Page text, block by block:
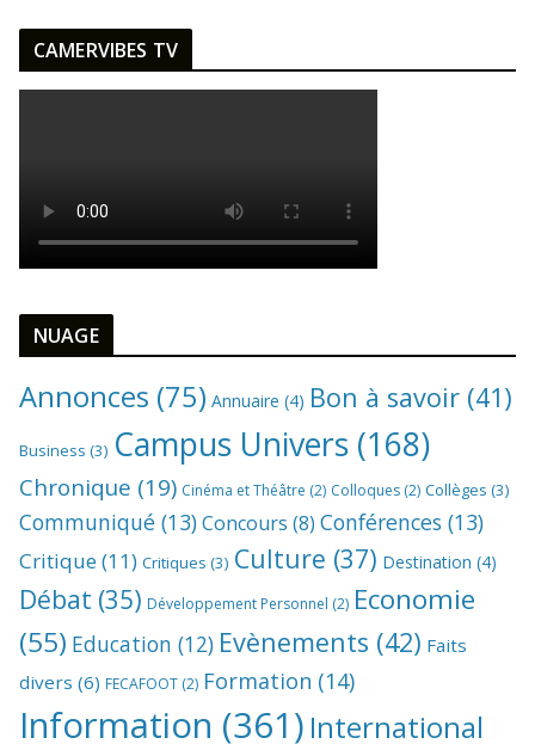
CAMERVIBES TV
NUAGE
Annonces (75) Annuaire (4) Bon à savoir (41)
Business (3) Campus Univers (168)
Chronique (19) Cinéma et Théâtre (2) Colloques (2) Collèges (3)
Communiqué (13)Concours (8) Conférences (13)
Critique(11) Critiques (3) Culture (37) Destination (4)
Débat (35) Développement Personnel (2) Economie
(55) Education (12) Evènements (42) Faits
divers (6) FECAFOOT (2) Formation (14)
Information (361) International